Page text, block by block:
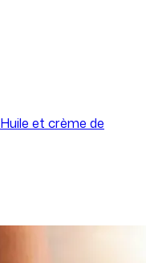
Huile et crème de